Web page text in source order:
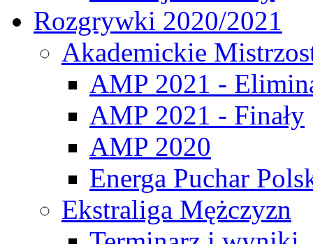
Rozgrywki 2020/2021
Akademickie
AMP 2021 -
AMP 2021 - Finały
AMP 2020
Energa Puchar
Ekstraliga Mężczyzn